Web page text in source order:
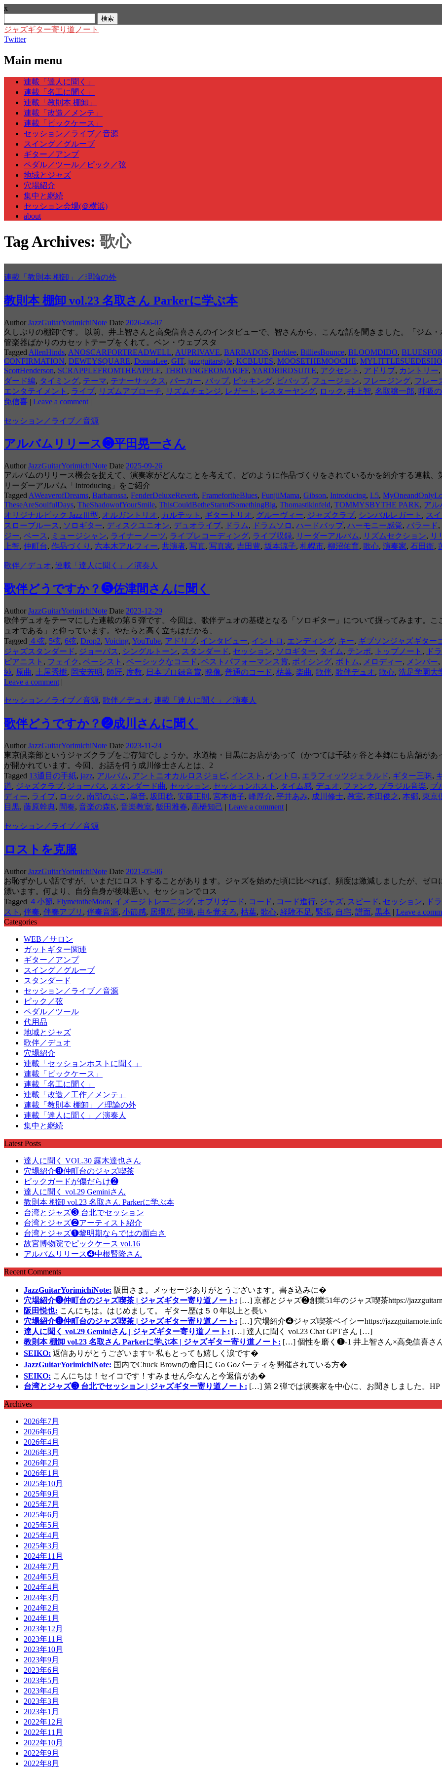
x
索:
ジャズギター寄り道ノート
Twitter
Main menu
Skip
content
連載「達人に聞く」
連載「名工に聞く」
連載「教則本 棚卸」
連載「改造／メンテ」
連載「ピックケース」
セッション／ライブ／音源
スイング／グルーブ
ギター／アンプ
ペダル／ツール／ピック／弦
地域とジャズ
穴場紹介
集中と継続
セッション会場(＠横浜)
about
Tag Archives: 歌心
連載「教則本 棚卸」／理論の外
教則本 棚卸 vol.23 名取さん Parkerに学ぶ本
Author JazzGuitarYorimichiNote Date 2026-06-07
久しぶりの棚卸です。 以前、井上智さんと高免信喜さんのインタビューで、智さんから、こんな話を聞きました。「ジム
管楽器ばかりのカセットテープをくれて。ベン・ウェブスタ
Tagged AllenHinds, ANOSCARFORTREADWELL, AUPRIVAVE, BARBADOS, Berklee, BilliesBounce, BLOOMDIDO,
CONFIRMATION, DEWEYSQUARE, DonnaLee, GIT, jazzguitarstyle, KCBLUES, MOOSETHEMOOCHE,
ScottHenderson, SCRAPPLEFROMTHEAPPLE, THRIVINGFROMARIFF, YARDBIRDSUITE, アクセント , アドリブ, カントリー,
ダード編, タイミング, テーマ, テナーサックス , パーカー, バップ, ピッキング, ビバップ, フュージョン, フレージング, フレー
エンタテイメント , ライブ, リズムアプローチ, リズムチェンジ, レガート , レスターヤング, ロック , 井上智, 名取穣一郎, 呼吸
免信喜 | Leave a comment |
セッション／ライブ／音源
アルバムリリース❸平田晃一さん
Author JazzGuitarYorimichiNote Date 2025-09-26
アルバムのリリース機会を捉えて、演奏家がどんなことを考えて、どのように作品づくりをされているかを紹介する連載
リーダーアルバム「Introducing」をご紹介
Tagged AWeaverofDreams, Barbarossa, FenderDeluxeReverb, FramefortheBlues, FunjiiMama, Gibson, Introducing, L5,
TheseAreSoulfulDays, TheShadowofYourSmile, ThisCouldBetheStartofSomethingBig, Thomastikinfeld, TOMMYSBYTHE PARK, アル
オリジナルピック JazzⅢ型, オルガントリオ, カルテット , ギタートリオ, グルーヴィー, ジャズクラブ, シンバルレガート , ス
スローブルース , ソロギター, ディスクユニオン, デュオライブ, ドラム, ドラムソロ , ハードバップ, ハーモニー感覚, バラード,
ジー, ベース , ミュージシャン, ライナーノーツ, ライブレコーディング, ライブ収録, リーダーアルバム, リズムセクション, リ
上智, 仲町台, 作品づくり , 六本木アルフィー, 共演者, 写真, 写真家, 吉田豊, 坂本涼子, 札幌市, 柳沼佑育, 歌心, 演奏家, 石田衛,
歌伴／デュオ, 連載「達人に聞く」／演奏人
歌伴どうですか？❺佐津間さんに聞く
Author JazzGuitarYorimichiNote Date 2023-12-29
歌伴デュオをテーマにした連載の第５弾です。今回は、歌伴デュオの基礎となる「ソロギター」について掘ってみます。
ュオである」と仰っています。やたらと高く立ちはだかる、
Tagged ４弦, 5弦, 6弦, Drop2, Voicing, YouTube, アドリブ, インタビュー, イントロ , エンディング, キー, ギブソンジャズギター
ジャズスタンダード, ジョーパス , シングルトーン, スタンダード, セッション, ソロギター, タイム, テンポ, トップノート ,
ド
ピアニスト , フェイク , ベーシスト , ベーシックなコード, ベストパフォーマンス賞, ボイシング, ボトム, メロディー, メンバー,
純, 原曲, 土屋秀樹, 岡安芳明, 師匠, 度数, 日本プロ録音賞, 映像, 普通のコード, 枯葉, 楽曲, 歌伴, 歌伴デュオ, 歌心, 洗足学園大
Leave a comment |
セッション／ライブ／音源, 歌伴／デュオ, 連載「達人に聞く」／演奏人
歌伴どうですか？❷成川さんに聞く
Author JazzGuitarYorimichiNote Date 2023-11-24
東京倶楽部というジャズクラブをご存知でしょうか。水道橋・目黒にお店があって（かつては千駄ヶ谷と本郷にも店舗が
が開かれています。今回、お話を伺う成川修士さんとは、2
Tagged 13通目の手紙, jazz, アルバム, アントニオカルロスジョビ, インスト , イントロ , エラフィッツジェラルド, ギター三昧,
道, ジャズクラブ, ジョーパス , スタンダード曲, セッション, セッションホスト , タイム感, デュオ, ファンク , ブラジル音楽, ブ
ディー, ライブ, ロック , 南部のぶこ , 単音, 坂田稔, 安藤正則 , 宮本信子, 峰厚介, 平井あみ, 成川修士, 教室, 本田俊之, 本郷, 東京
目黒, 藤原幹典, 間奏, 音楽の森K, 音楽教室, 飯田雅春, 高橋知己 | Leave a comment |
セッション／ライブ／音源
ロストを克服
Author JazzGuitarYorimichiNote Date 2021-05-06
お恥ずかしい話ですが、いまだにロストすることがあります。ジャズを始めた頃に比べれば、頻度は激減しましたが、ゼ
漂います。何より、自分自身が後味悪い。セッションでロス
Tagged ４小節, FlymetotheMoon, イメージトレーニング, オブリガード, コード, コード進行, ジャズ, スピード, セッション,
ド
スト , 伴奏, 伴奏アプリ , 伴奏音源, 小節感, 居場所, 抑揚, 曲を覚えろ, 枯葉, 歌心, 経験不足, 緊張, 自宅, 譜面, 黒本 | Leave a
Categories
WEB／サロン
ガットギター関連
ギター／アンプ
スイング／グルーブ
スタンダード
セッション／ライブ／音源
ピック／弦
ペダル／ツール
代用品
地域とジャズ
歌伴／デュオ
穴場紹介
連載「セッションホストに聞く」
連載「ピックケース」
連載「名工に聞く」
連載「改造／工作／メンテ」
連載「教則本 棚卸」／理論の外
連載「達人に聞く」／演奏人
集中と継続
Latest Posts
達人に聞く VOL.30 露木達也さん
穴場紹介❾仲町台のジャズ喫茶
ピックガードが傷だらけ❷
達人に聞く vol.29 Geminiさん
教則本 棚卸 vol.23 名取さん Parkerに学ぶ本
台湾とジャズ❸ 台北でセッション
台湾とジャズ❷アーティスト紹介
台湾とジャズ❶黎明期ならではの面白さ
故宮博物院でピックケース vol.16
アルバムリリース❹中根賢隆さん
Recent Comments
JazzGuitarYorimichiNote: 阪田さま。メッセージありがとうございます。書き込みに�
穴場紹介❾仲町台のジャズ喫茶 | ジャズギター寄り道ノート: […] 京都とジャズ❷創業51年のジャズ喫茶https://
阪田悦也: こんにちは。はじめまして。 ギター歴は５０年以上と長い
穴場紹介❾仲町台のジャズ喫茶 | ジャズギター寄り道ノート: […] 穴場紹介❹ジャズ喫茶ベイシーhttps://
達人に聞く vol.29 Geminiさん | ジャズギター寄り道ノート: […] 達人に聞く vol.23 Chat GPTさん […]
教則本 棚卸 vol.23 名取さん Parkerに学ぶ本 | ジャズギター寄り道ノート: […] 個性を磨く❶-1 井上智さん×高免信喜さん
SEIKO: 返信ありがとうございます✨ 私もとっても嬉しく涙です�
JazzGuitarYorimichiNote: 国内でChuck Brownの命日に Go Goパーティを開催されている方�
SEIKO: こんにちは！セイコです！すみません💦なんと今返信があ�
台湾とジャズ❸ 台北でセッション | ジャズギター寄り道ノート: […] 第２弾では演奏家を中心に、お聞きしました。
Archives
2026年7月
2026年6月
2026年4月
2026年3月
2026年2月
2026年1月
2025年10月
2025年9月
2025年7月
2025年6月
2025年5月
2025年4月
2025年3月
2024年11月
2024年7月
2024年5月
2024年4月
2024年3月
2024年2月
2024年1月
2023年12月
2023年11月
2023年10月
2023年9月
2023年6月
2023年5月
2023年4月
2023年3月
2023年1月
2022年12月
2022年11月
2022年10月
2022年9月
2022年8月